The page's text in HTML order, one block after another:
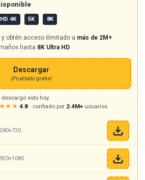
4K 5K 8K
obtén acceso ilimitado a más de 2M+
hasta 8K Ultra HD.
Descargar
¡Pruébalo gratis!
descargó esto hoy
4.8 · confiado por 2.4M+ usuarios